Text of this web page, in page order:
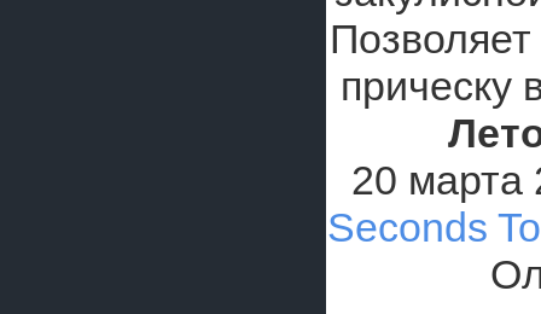
прическу
20 марта
Seconds